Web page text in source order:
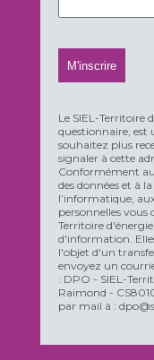
Le SIEL-Territoire
questionnaire, est
souhaitez plus
signaler à cette
Conformément
des données et à
l’informatique,
personnelles vous
Territoire
d'information.
l'objet d'un
envoyez un
: DPO - SIEL-
Raimond -
par mail à :